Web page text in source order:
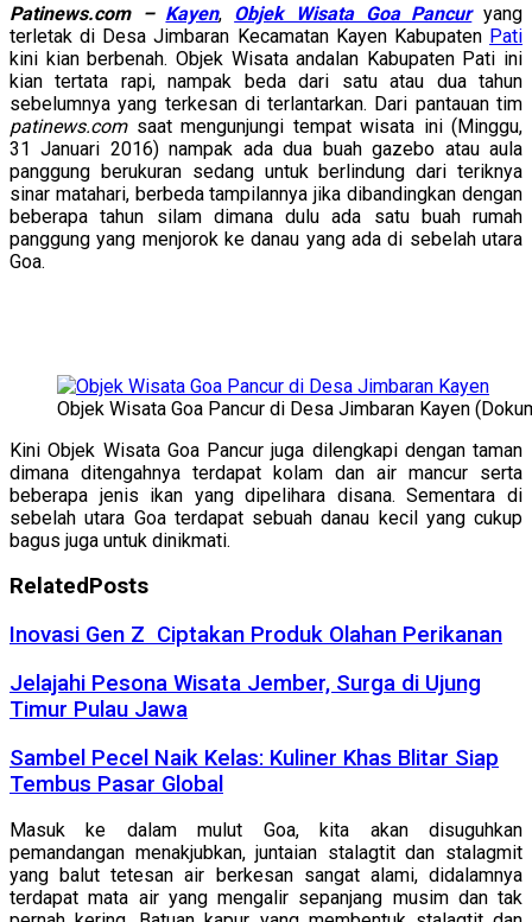
Patinews.com – Kayen, Objek Wisata Goa Pancuryang
terletak di Desa Jimbaran Kecamatan Kayen Kabupaten Pati
kini kian berbenah. Objek Wisata andalan Kabupaten Pati ini
kian tertata rapi, nampak beda dari satu atau dua tahun
sebelumnya yang terkesan di terlantarkan. Dari pantauan tim
patinews.comsaat mengunjungi tempat wisata ini (Minggu,
31 Januari 2016) nampak ada dua buah gazebo atau aula
panggung berukuran sedang untuk berlindung dari teriknya
sinar matahari, berbeda tampilannya jika dibandingkan dengan
beberapa tahun silam dimana dulu ada satu buah rumah
panggung yang menjorok ke danau yang ada di sebelah utara
Goa.
Objek Wisata Goa Pancur di Desa Jimbaran Kayen
Kini Objek Wisata Goa Pancur juga dilengkapi dengan taman
dimana ditengahnya terdapat kolam dan air mancur serta
beberapa jenis ikan yang dipelihara disana. Sementara di
sebelah utara Goa terdapat sebuah danau kecil yang cukup
bagus juga untuk dinikmati.
RelatedPosts
Inovasi Gen Z Ciptakan Produk Olahan Perikanan
Jelajahi Pesona Wisata Jember, Surga di Ujung
Timur Pulau Jawa
Sambel Pecel Naik Kelas: Kuliner Khas Blitar Siap
Tembus Pasar Global
Masuk ke dalam mulut Goa, kita akan disuguhkan
pemandangan menakjubkan, juntaian stalagtit dan stalagmit
yang balut tetesan air berkesan sangat alami, didalamnya
terdapat mata air yang mengalir sepanjang musim dan tak